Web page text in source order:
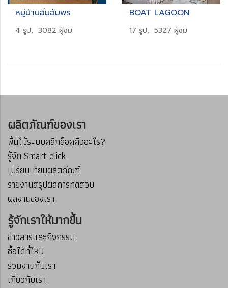
หมู่บ้านอิ่มอัมพร
4 รูป, 3082 ผู้ชม
BOAT LAGOON
17 รูป, 5327 ผู้ชม
ผลิตภัณฑ์ของเรา
พื้นไม้ระบบคลิกล็อคคืออะไร?
รู้จัก Smart click
เปรียบเทียบผลิตภัณฑ์
รายงานสรุปผลการทดสอบ
ผลงานของเรา
รู้จักเราให้มากขึ้น
ข่าวสารและกิจกรรม
ซื้อได้ที่ไหน
ร่วมงานกับเรา
เกี่ยวกับเรา